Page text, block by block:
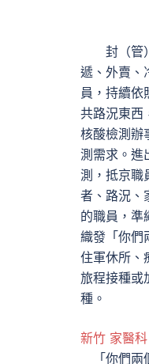
封（管）
遞、外賣、
員，持續依
共路況東西
核酸檢測辦
測需求。進
測，抵京職
者、路況、
的職員，準
織發「你們
住軍休所、
旅程接種或
種。
新竹 家醫科
「你們兩